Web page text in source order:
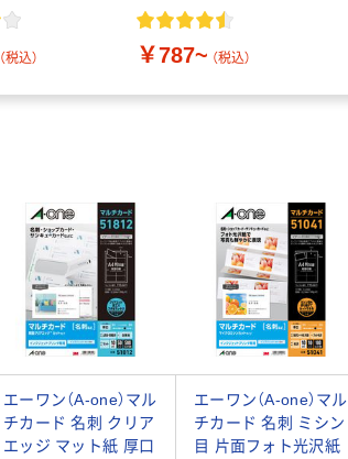
（税込）
ト A4 ソフトアイボリー
￥787~ （税込）
エーワン（A-one）マル
チカード 名刺 クリア
エッジ マット紙 厚口
エーワン（A-one）マル
チカード 名刺 ミシン
目 片面フォト光沢紙